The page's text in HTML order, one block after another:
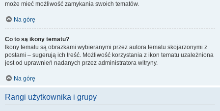
może mieć możliwość zamykania swoich tematów.
Na górę
Co to są ikony tematu?
Ikony tematu są obrazkami wybieranymi przez autora tematu skojarzonymi z
postami – sugerują ich treść. Możliwość korzystania z ikon tematu uzależniona
jest od uprawnień nadanych przez administratora witryny.
Na górę
Rangi użytkownika i grupy